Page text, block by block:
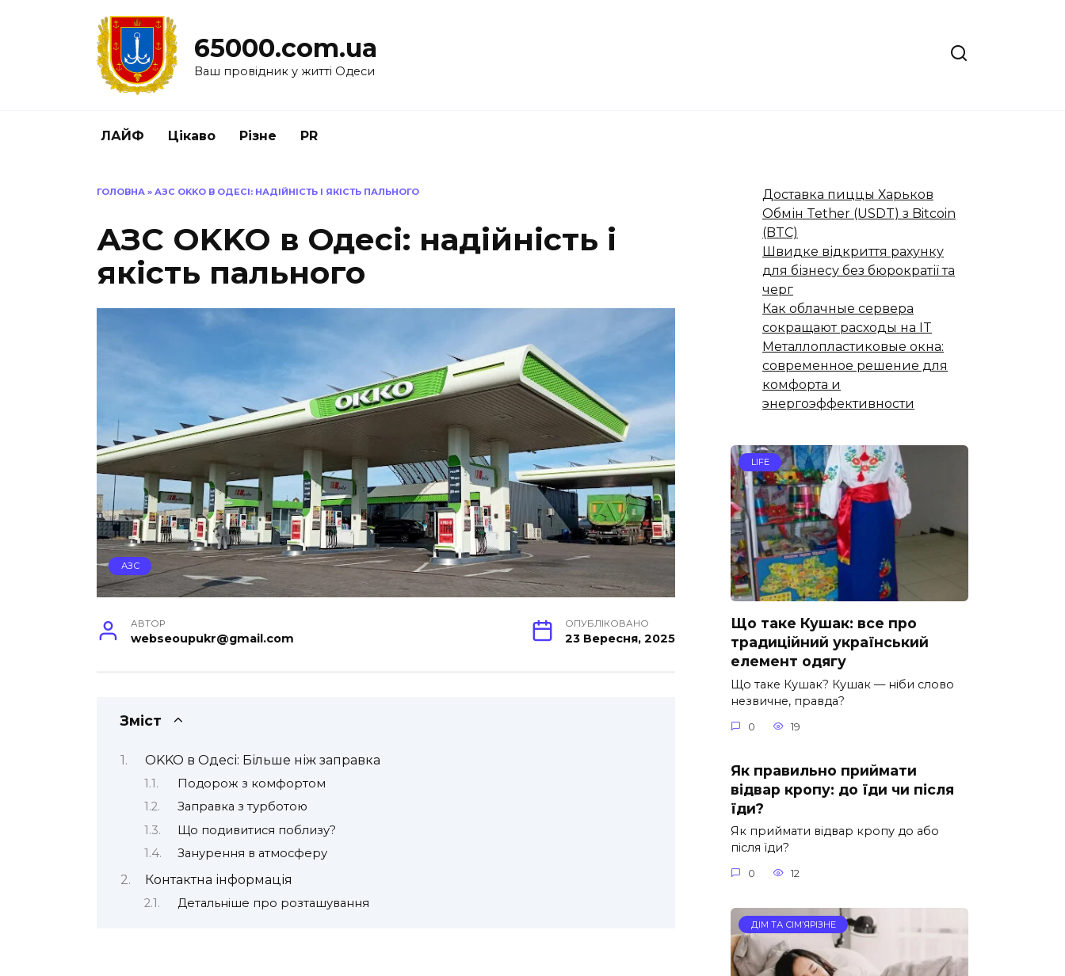
65000.com.ua
Ваш провідник у житті Одеси
ЛАЙФ Цікаво Різне PR
ГОЛОВНА » АЗС OKKO В ОДЕСІ: НАДІЙНІСТЬ І ЯКІСТЬ ПАЛЬНОГО
АЗС OKKO в Одесі: надійність і
якість пального
АЗС
АВТОР
webseoupukr@gmail.com
ОПУБЛІКОВАНО
23 Вересня, 2025
Зміст
OKKO в Одесі: Більше ніж заправка
Подорож з комфортом
Заправка з турботою
Що подивитися поблизу?
Занурення в атмосферу
Контактна інформація
Детальніше про розташування
Доставка пиццы Харьков
Обмін Tether (USDT) з Bitcoin
(BTC)
Швидке відкриття рахунку
для бізнесу без бюрократії та
черг
Как облачные сервера
сокращают расходы на IT
Металлопластиковые окна:
современное решение для
комфорта и
энергоэффективности
LIFE
Що таке Кушак: все про
традиційний український
елемент одягу
Що таке Кушак? Кушак — ніби слово
незвичне, правда?
0 19
Як правильно приймати
відвар кропу: до їди чи після
їди?
Як приймати відвар кропу до або
після їди?
0 12
ДІМ ТА СІМ’ЯРІЗНЕ